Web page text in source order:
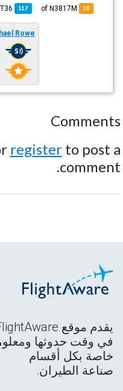
10
117
Rowe
Comments
registerto post a
comment.
في وقت حدوثها
خاصة بكل أقسام
صناعة الطيران.